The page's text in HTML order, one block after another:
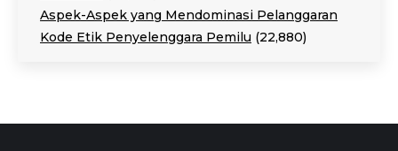
Aspek-Aspek yang Mendominasi Pelanggaran
Kode Etik Penyelenggara Pemilu (22,880)